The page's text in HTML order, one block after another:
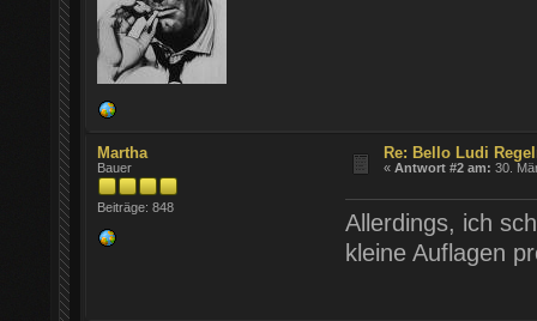
Martha
Bauer
Beiträge: 848
Re: Bello Ludi
«Antwort #2 am: 30.
Allerdings, ich
kleine Auflagen